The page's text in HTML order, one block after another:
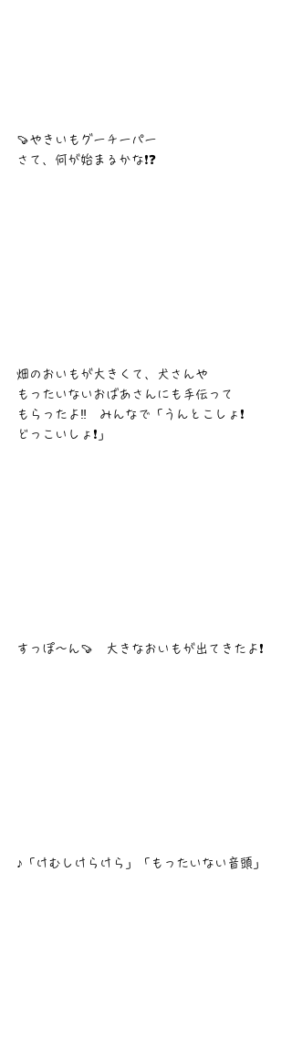
🍠やきいもグーチーパー
さて、何が始まるかな❗❓️
畑のおいもが大きくて、犬さんや
もったいないおばあさんにも手伝って
もらったよ‼️　みんなで「うんとこしょ❗
どっこいしょ❗」
すっぽ〜ん🍠　大きなおいもが出てきたよ❗
♪「けむしけらけら」「もったいない音頭」